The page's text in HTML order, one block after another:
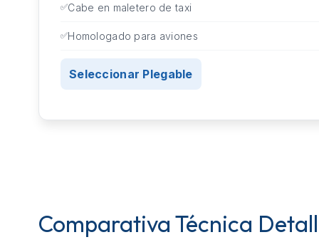
Cabe en maletero de taxi
Homologado para aviones
Seleccionar Plegable
Comparativa Técnica